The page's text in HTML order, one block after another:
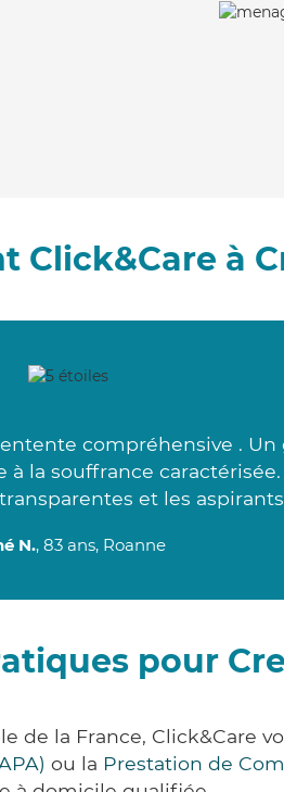
Click&Care à
compréhensive .
la souffrance
et les
N., 83 ans, Roanne
pour
la France, Click&Care
ou la Prestation de